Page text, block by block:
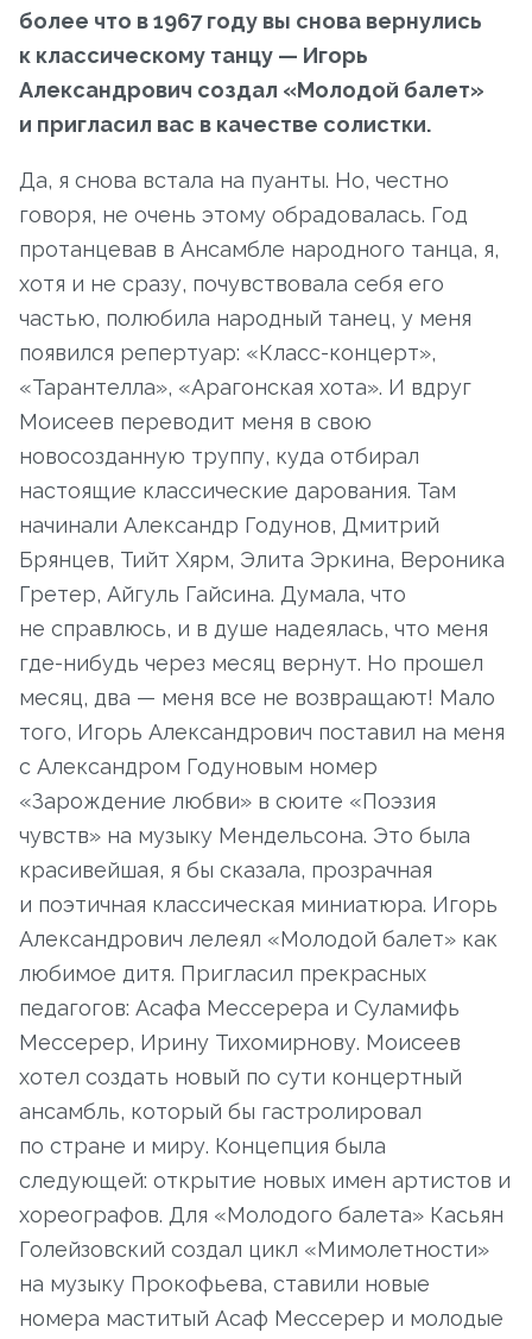
более что в 1967 году вы снова вернулись
к классическому танцу — Игорь
Александрович создал «Молодой балет»
и пригласил вас в качестве солистки.
Да, я снова встала на пуанты. Но, честно
говоря, не очень этому обрадовалась. Год
протанцевав в Ансамбле народного танца, я,
хотя и не сразу, почувствовала себя его
частью, полюбила народный танец, у меня
появился репертуар: «Класс-концерт»,
«Тарантелла», «Арагонская хота». И вдруг
Моисеев переводит меня в свою
новосозданную труппу, куда отбирал
настоящие классические дарования. Там
начинали Александр Годунов, Дмитрий
Брянцев, Тийт Хярм, Элита Эркина, Вероника
Гретер, Айгуль Гайсина. Думала, что
не справлюсь, и в душе надеялась, что меня
где-нибудь через месяц вернут. Но прошел
месяц, два — меня все не возвращают! Мало
того, Игорь Александрович поставил на меня
с Александром Годуновым номер
«Зарождение любви» в сюите «Поэзия
чувств» на музыку Мендельсона. Это была
красивейшая, я бы сказала, прозрачная
и поэтичная классическая миниатюра. Игорь
Александрович лелеял «Молодой балет» как
любимое дитя. Пригласил прекрасных
педагогов: Асафа Мессерера и Суламифь
Мессерер, Ирину Тихомирнову. Моисеев
хотел создать новый по сути концертный
ансамбль, который бы гастролировал
по стране и миру. Концепция была
следующей: открытие новых имен артистов и
хореографов. Для «Молодого балета» Касьян
Голейзовский создал цикл «Мимолетности»
на музыку Прокофьева, ставили новые
номера маститый Асаф Мессерер и молодые